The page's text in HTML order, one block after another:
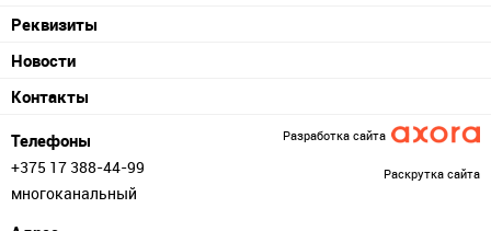
Реквизиты
Новости
Контакты
Телефоны
+375 17 388-44-99
многоканальный
Разработка сайта
Раскрутка сайта